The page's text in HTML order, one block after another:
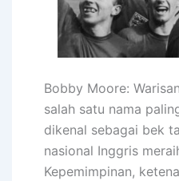
Bobby Moore:
salah satu nama
dikenal sebagai bek
nasional Inggris
Kepemimpinan,